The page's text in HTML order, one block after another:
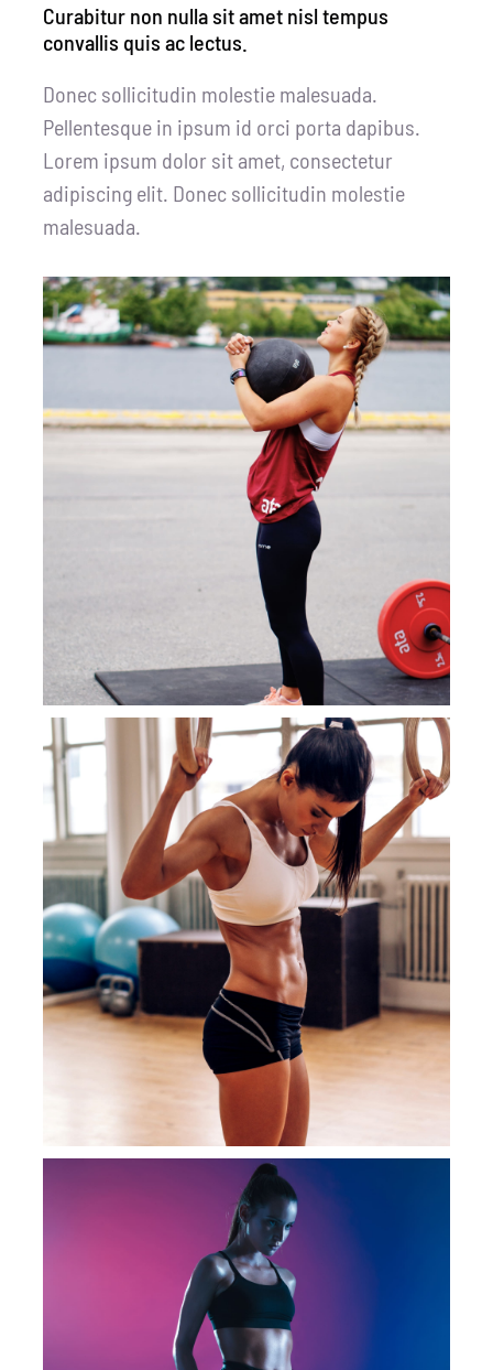
Curabitur non nulla sit amet nisl tempus
convallis quis ac lectus.
Donec sollicitudin molestie malesuada.
Pellentesque in ipsum id orci porta dapibus.
Lorem ipsum dolor sit amet, consectetur
adipiscing elit. Donec sollicitudin molestie
malesuada.